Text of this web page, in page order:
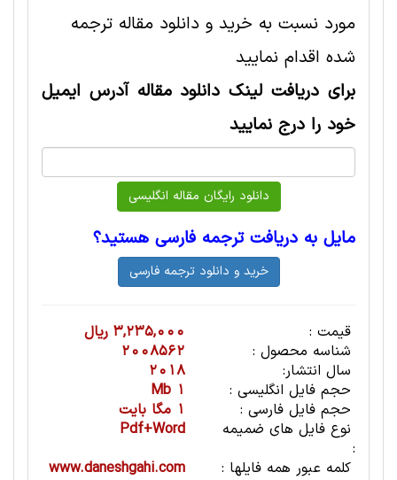
مورد نسبت به خرید و دانلود مقاله ترجمه
شده اقدام نمایید
برای دریافت لینک دانلود مقاله آدرس ایمیل
خود را درج نمایید
مایل به دریافت ترجمه فارسی هستید؟
قیمت :
3,235,000 ریال
شناسه محصول :
2008562
سال انتشار:
2018
حجم فایل انگلیسی :
1 Mb
حجم فایل فارسی :
1 مگا بایت
نوع فایل های ضمیمه
:
Pdf+Word
کلمه عبور همه فایلها :
www.daneshgahi.com